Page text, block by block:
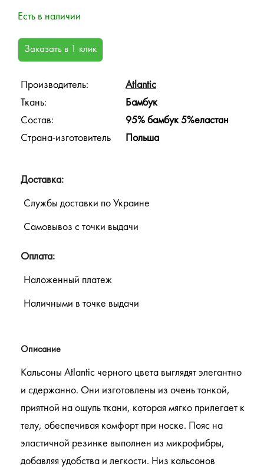
Есть в наличии
Производитель:
Atlantic
Ткань:
Бамбук
Состав:
95% бамбук 5%еластан
Страна-изготовитель
Польша
Доставка:
Службы доставки по Украине
Самовывоз с точки выдачи
Оплата:
Наложенный платеж
Наличными в точке выдачи
Описание
Кальсоны Atlantic черного цвета выглядят элегантно
и сдержанно. Они изготовлены из очень тонкой,
приятной на ощупь ткани, которая мягко прилегает к
телу, обеспечивая комфорт при носке. Пояс на
эластичной резинке выполнен из микрофибры,
добавляя удобства и легкости. Низ кальсонов